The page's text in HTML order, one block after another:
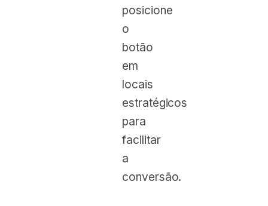
posicione
o
botão
em
locais
estratégicos
para
facilitar
a
conversão.